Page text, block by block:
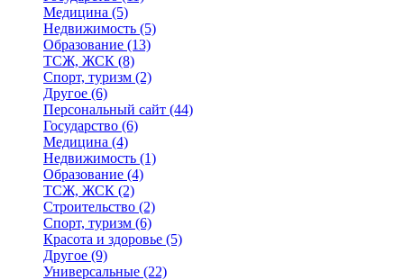
Медицина (5)
Недвижимость (5)
Образование (13)
ТСЖ, ЖСК (8)
Спорт, туризм (2)
Другое (6)
Персональный сайт (44)
Государство (6)
Медицина (4)
Недвижимость (1)
Образование (4)
ТСЖ, ЖСК (2)
Строительство (2)
Спорт, туризм (6)
Красота и здоровье (5)
Другое (9)
Универсальные (22)